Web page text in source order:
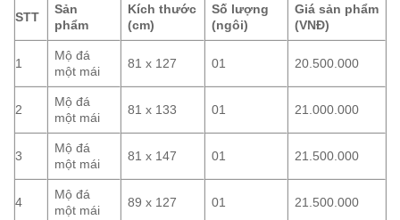
STT
Sản
phẩm
Kích thước
(cm)
Số lượng
(ngôi)
Giá sản phẩm
(VNĐ)
1
Mộ đá
một mái
81 x 127 01 20.500.000
2
Mộ đá
một mái
81 x 133 01 21.000.000
3
Mộ đá
một mái
81 x 147 01 21.500.000
4
Mộ đá
một mái
89 x 127 01 21.500.000